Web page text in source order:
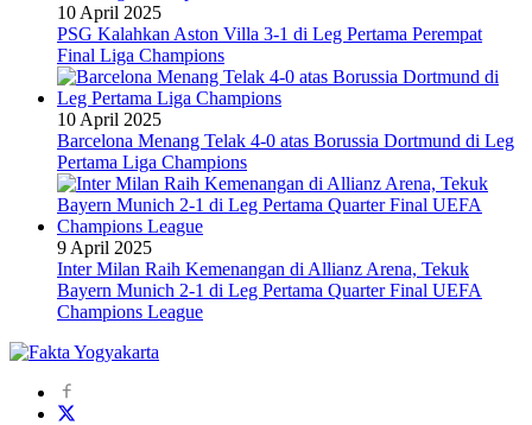
10 April 2025
PSG Kalahkan Aston Villa 3-1 di Leg Pertama Perempat
Final Liga Champions
10 April 2025
Barcelona Menang Telak 4-0 atas Borussia Dortmund di Leg
Pertama Liga Champions
9 April 2025
Inter Milan Raih Kemenangan di Allianz Arena, Tekuk
Bayern Munich 2-1 di Leg Pertama Quarter Final UEFA
Champions League